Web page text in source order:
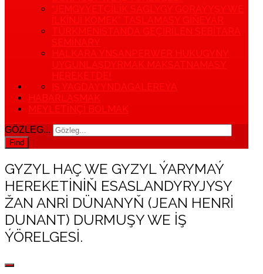
MEÝLETINÇI BOLMAK
GÖZLEG...
Find
GYZYL HAÇ WE GYZYL ÝARYMAÝ
HEREKETINIŇ ESASLANDYRYJYSY
ŽAN ANRI DÜNANYŇ (JEAN HENRI
DUNANT) DURMUŞY WE IŞ
ÝÖRELGESI.